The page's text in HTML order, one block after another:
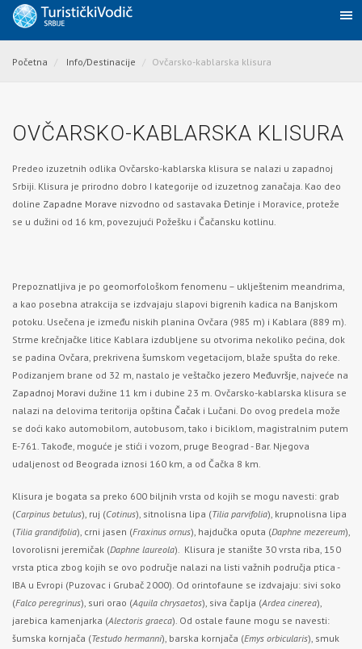
Početna Info/Destinacije Ovčarsko-kablarska klisura
OVČARSKO-KABLARSKA KLISURA
Predeo izuzetnih odlika Ovčarsko-kablarska klisura se nalazi u zapadnoj
Srbiji. Klisura je prirodno dobro I kategorije od izuzetnog zanačaja. Kao deo
doline Zapadne Morave nizvodno od sastavaka Đetinje i Moravice, proteže
se u dužini od 16 km, povezujući Požešku i Čačansku kotlinu.
Prepoznatljiva je po geomorfološkom fenomenu – uklještenim meandrima,
a kao posebna atrakcija se izdvajaju slapovi bigrenih kadica na Banjskom
potoku. Usečena je između niskih planina Ovčara (985 m) i Kablara (889 m).
Strme krečnjačke litice Kablara izdubljene su otvorima nekoliko pećina, dok
se padina Ovčara, prekrivena šumskom vegetacijom, blaže spušta do reke.
Podizanjem brane od 32 m, nastalo je veštačko jezero Međuvršje, najveće na
Zapadnoj Moravi dužine 11 km i dubine 23 m. Ovčarsko-kablarska klisura se
nalazi na delovima teritorija opština Čačak i Lučani. Do ovog predela može
se doći kako automobilom, autobusom, tako i biciklom, magistralnim putem
E-761. Takođe, moguće je stići i vozom, pruge Beograd - Bar. Njegova
udaljenost od Beograda iznosi 160 km, a od Čačka 8 km.
Klisura je bogata sa preko 600 biljnih vrsta od kojih se mogu navesti: grab
(Carpinus betulus), ruj (Cotinus), sitnolisna lipa (Tilia parvifolia), krupnolisna lipa
(Tilia grandifolia), crni jasen (Fraxinus ornus), hajdučka oputa (Daphne mezereum),
lovorolisni jeremičak (Daphne laureola). Klisura je stanište 30 vrsta riba, 150
vrsta ptica zbog kojih se ovo područje nalazi na listi važnih područja ptica -
IBA u Evropi (Puzovac i Grubač 2000). Od orintofaune se izdvajaju: sivi soko
(Falco peregrinus), suri orao (Aquila chrysaetos), siva čaplja (Ardea cinerea),
jarebica kamenjarka (Alectoris graeca). Od ostale faune mogu se navesti:
šumska kornjača (Testudo hermanni), barska kornjača (Emys orbicularis), smuk